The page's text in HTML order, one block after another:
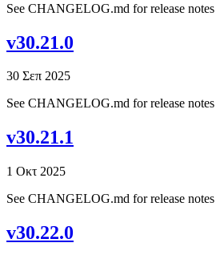
See CHANGELOG.md for release notes
v30.21.0
30 Σεπ 2025
See CHANGELOG.md for release notes
v30.21.1
1 Οκτ 2025
See CHANGELOG.md for release notes
v30.22.0